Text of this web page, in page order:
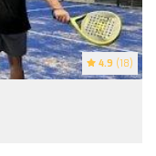
4.9 (18)